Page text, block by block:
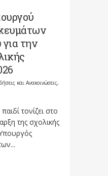
την
και Ανακοινώσεις,
τονίζει στο
της σχολικής